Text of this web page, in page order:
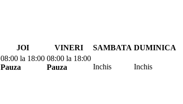
JOI VINERI SAMBATA DUMINICA
08:00 la 18:00
Pauza
08:00 la 18:00
Pauza
Inchis Inchis